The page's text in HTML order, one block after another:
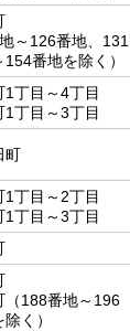
地～126番地、131
番地を除く）
1丁目～4丁目
1丁目～3丁目
町
1丁目～2丁目
1丁目～3丁目
（188番地～196
く）